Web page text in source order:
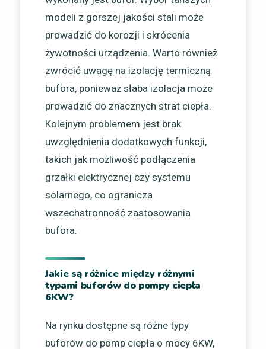
modeli z gorszej jakości stali może
prowadzić do korozji i skrócenia
żywotności urządzenia. Warto również
zwrócić uwagę na izolację termiczną
bufora, ponieważ słaba izolacja może
prowadzić do znacznych strat ciepła.
Kolejnym problemem jest brak
uwzględnienia dodatkowych funkcji,
takich jak możliwość podłączenia
grzałki elektrycznej czy systemu
solarnego, co ogranicza
wszechstronność zastosowania
bufora.
Jakie są różnice między różnymi
typami buforów do pompy ciepła
6KW?
Na rynku dostępne są różne typy
buforów do pomp ciepła o mocy 6KW,